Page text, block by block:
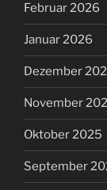
Februar 2026
Januar 2026
Dezember
November
Oktober 2025
September